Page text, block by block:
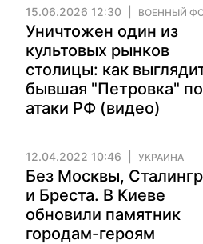
15.06.2026 12:30 ВОЕННЫЙ
Уничтожен один из
культовых рынков
столицы: как
бывшая "Петровка"
атаки РФ (видео)
12.04.2022 10:46 УКРАИНА
Без Москвы,
и Бреста. В Киеве
обновили памятник
городам-героям